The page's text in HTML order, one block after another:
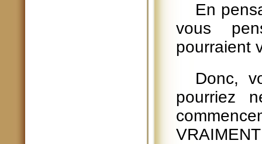
En
vous
pourraient
Donc,
pourriez